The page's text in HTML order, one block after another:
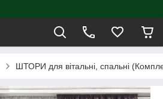
ШТОРИ для вітальні, спальні